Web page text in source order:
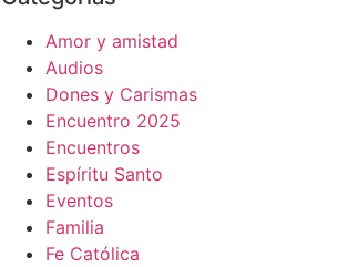
Amor y amistad
Audios
Dones y Carismas
Encuentro 2025
Encuentros
Espíritu Santo
Eventos
Familia
Fe Católica